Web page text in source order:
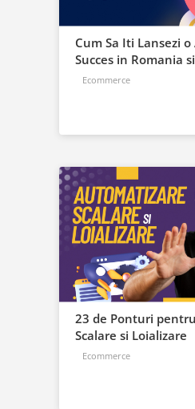
Cum Sa Iti Lansezi
Succes in Romania
Ecommerce
23 de Ponturi
Scalare si Loializare
Ecommerce